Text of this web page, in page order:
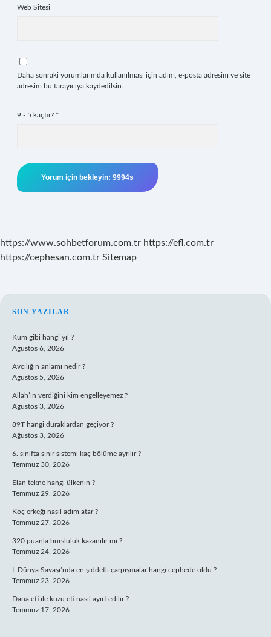
Web Sitesi
Daha sonraki yorumlarımda kullanılması için adım, e-posta adresim ve site
adresim bu tarayıcıya kaydedilsin.
9 - 5 kaçtır? *
https://www.sohbetforum.com.tr https://efl.com.tr
https://cephesan.com.tr Sitemap
SIDEBAR
SON YAZILAR
Kum gibi hangi yıl ?
Ağustos 6, 2026
Avcılığın anlamı nedir ?
Ağustos 5, 2026
Allah’ın verdiğini kim engelleyemez ?
Ağustos 3, 2026
89T hangi duraklardan geçiyor ?
Ağustos 3, 2026
6. sınıfta sinir sistemi kaç bölüme ayrılır ?
Temmuz 30, 2026
Elan tekne hangi ülkenin ?
Temmuz 29, 2026
Koç erkeği nasıl adım atar ?
Temmuz 27, 2026
320 puanla bursluluk kazanılır mı ?
Temmuz 24, 2026
I. Dünya Savaşı’nda en şiddetli çarpışmalar hangi cephede oldu ?
Temmuz 23, 2026
Dana eti ile kuzu eti nasıl ayırt edilir ?
Temmuz 17, 2026